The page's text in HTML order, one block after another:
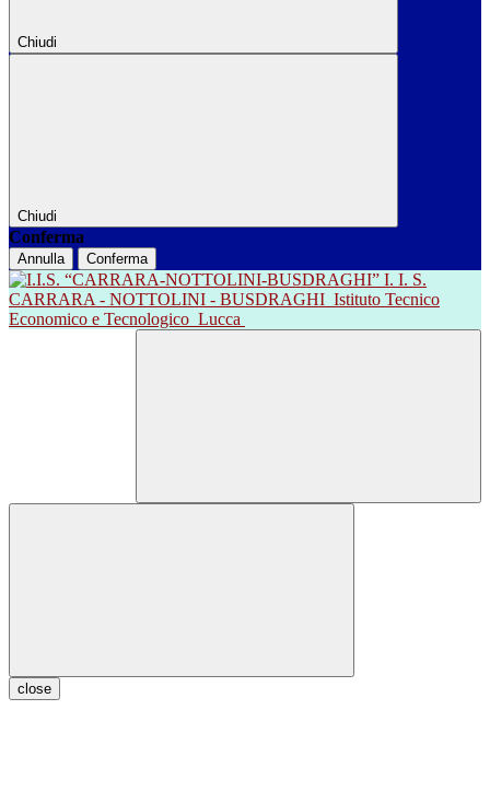
Chiudi
Chiudi
Conferma
Annulla Conferma
I. I. S.
CARRARA - NOTTOLINI - BUSDRAGHI Istituto Tecnico
Economico e Tecnologico Lucca
close